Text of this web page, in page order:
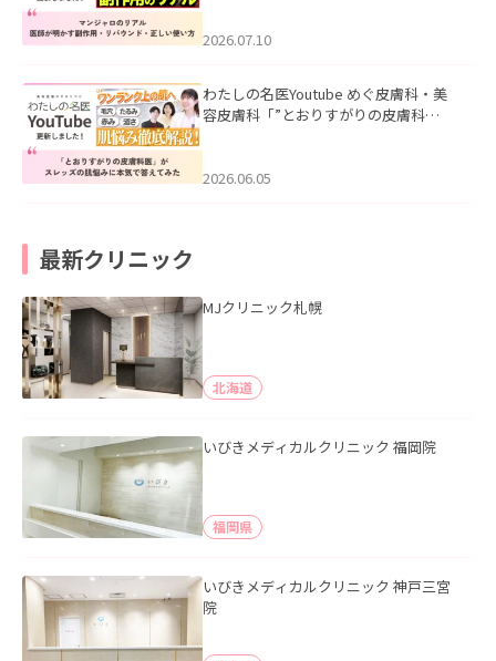
た。
2026.07.10
わたしの名医Youtube めぐ皮膚科・美
容皮膚科「”とおりすがりの皮膚科
2026.06.05
最新クリニック
MJクリニック札幌
北海道
いびきメディカルクリニック 福岡院
福岡県
いびきメディカルクリニック 神戸三宮
院